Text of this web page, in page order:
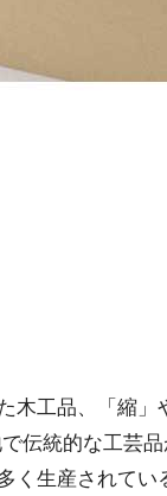
木工品、「縮
伝統的な工芸品
く生産されてい